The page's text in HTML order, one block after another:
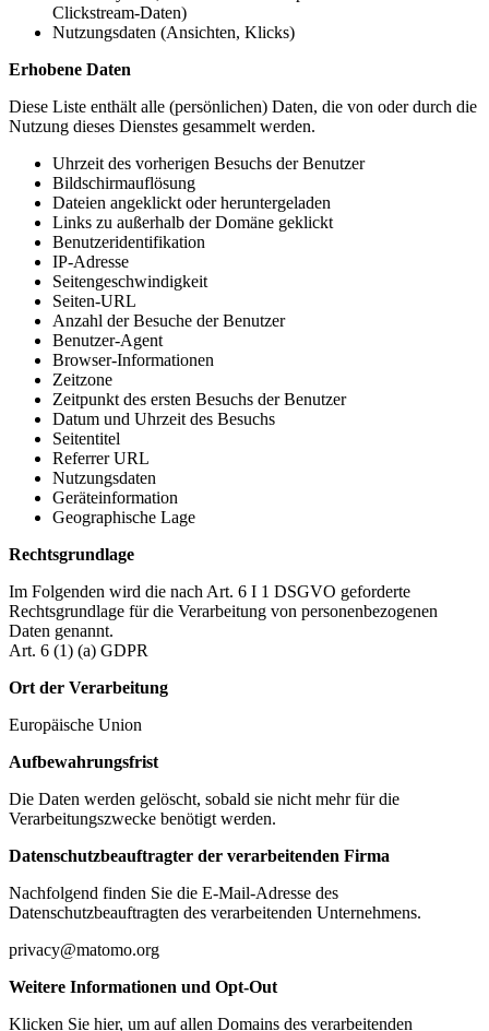
Clickstream-Daten)
Nutzungsdaten (Ansichten, Klicks)
Erhobene Daten
Diese Liste enthält alle (persönlichen) Daten, die von oder durch die
Nutzung dieses Dienstes gesammelt werden.
Uhrzeit des vorherigen Besuchs der Benutzer
Bildschirmauflösung
Dateien angeklickt oder heruntergeladen
Links zu außerhalb der Domäne geklickt
Benutzeridentifikation
IP-Adresse
Seitengeschwindigkeit
Seiten-URL
Anzahl der Besuche der Benutzer
Benutzer-Agent
Browser-Informationen
Zeitzone
Zeitpunkt des ersten Besuchs der Benutzer
Datum und Uhrzeit des Besuchs
Seitentitel
Referrer URL
Nutzungsdaten
Geräteinformation
Geographische Lage
Rechtsgrundlage
Im Folgenden wird die nach Art. 6 I 1 DSGVO geforderte
Rechtsgrundlage für die Verarbeitung von personenbezogenen
Daten genannt.
Art. 6 (1) (a) GDPR
Ort der Verarbeitung
Europäische Union
Aufbewahrungsfrist
Die Daten werden gelöscht, sobald sie nicht mehr für die
Verarbeitungszwecke benötigt werden.
Datenschutzbeauftragter der verarbeitenden Firma
Nachfolgend finden Sie die E-Mail-Adresse des
Datenschutzbeauftragten des verarbeitenden Unternehmens.
privacy@matomo.org
Weitere Informationen und Opt-Out
Klicken Sie hier, um auf allen Domains des verarbeitenden